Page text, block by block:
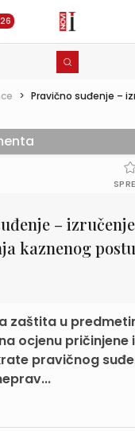
> Pravično suđenje –
–
kaznenog
zaštita u
ocjenu pričinjene
pravičnog